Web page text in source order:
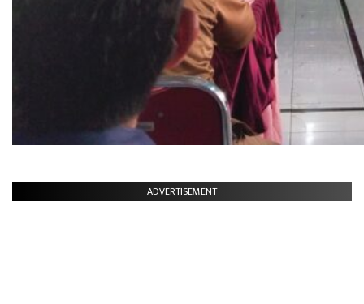
ADVERTISEMENT